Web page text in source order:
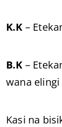
K.K –
B.K –
wana elingi
Kasi na